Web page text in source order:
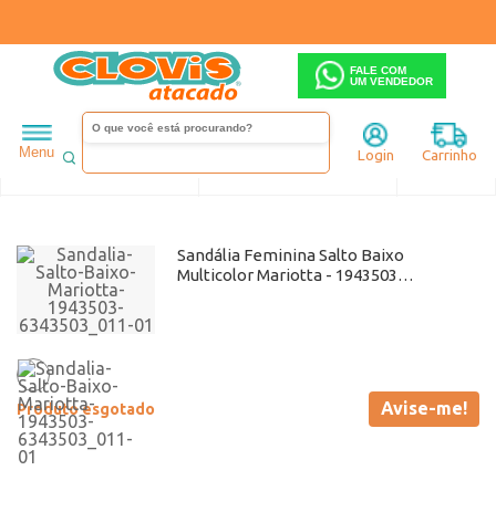
FALE COM
UM VENDEDOR
Menu Login Carrinho
Feminino Sandália Mariotta Salto Baixo
Ordenar Filtrar
Sandália Feminina Salto Baixo
Multicolor Mariotta - 1943503
Produto esgotado Avise-me!